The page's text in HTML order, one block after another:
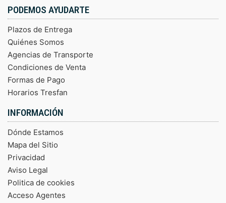
PODEMOS AYUDARTE
Plazos de Entrega
Quiénes Somos
Agencias de Transporte
Condiciones de Venta
Formas de Pago
Horarios Tresfan
INFORMACIÓN
Dónde Estamos
Mapa del Sitio
Privacidad
Aviso Legal
Politica de cookies
Acceso Agentes